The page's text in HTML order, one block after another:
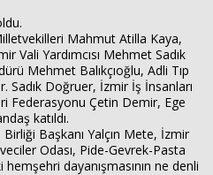
Mahmut Atilla Kaya,
Vali Yardımcısı Mehmet Sadık
Mehmet Balıkçıoğlu, Adli Tıp
Doğruer, İzmir İş İnsanları
Federasyonu Çetin Demir, Ege
katıldı.
Başkanı Yalçın Mete, İzmir
Odası, Pide-Gevrek-Pasta
dayanışmasının ne denli
Haberin Doğru Adresi.